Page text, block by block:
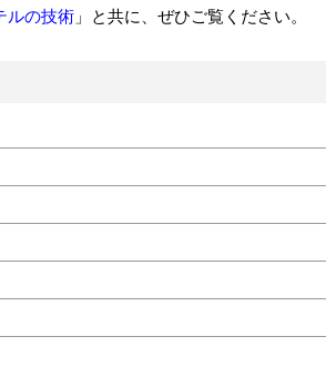
ルの技術 」と共に、ぜひご覧ください。